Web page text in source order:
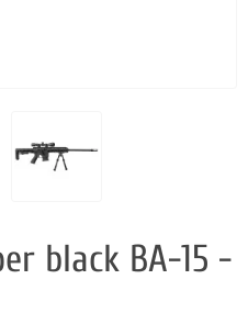
black BA-15 -